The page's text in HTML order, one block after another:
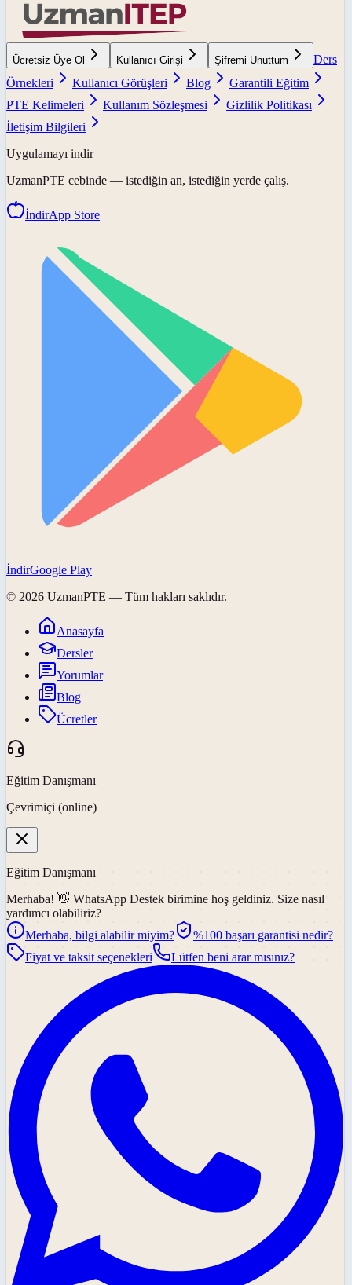
Ücretsiz Üye Ol Kullanıcı Girişi Şifremi Unuttum
Ders
Örnekleri
Kullanıcı Görüşleri Blog
Garantili Eğitim
PTE Kelimeleri
Kullanım Sözleşmesi
Gizlilik Politikası
İletişim Bilgileri
Uygulamayı indir
UzmanPTE cebinde — istediğin an, istediğin yerde çalış.
İndirApp Store
İndirGoogle Play
© 2026 UzmanPTE — Tüm hakları saklıdır.
Anasayfa
Dersler
Yorumlar
Blog
Ücretler
Eğitim Danışmanı
Çevrimiçi (online)
Eğitim Danışmanı
Merhaba! 👋 WhatsApp Destek birimine hoş geldiniz. Size nasıl
yardımcı olabiliriz?
Merhaba, bilgi alabilir miyim?
%100 başarı garantisi nedir?
Fiyat ve taksit seçenekleri
Lütfen beni arar mısınız?